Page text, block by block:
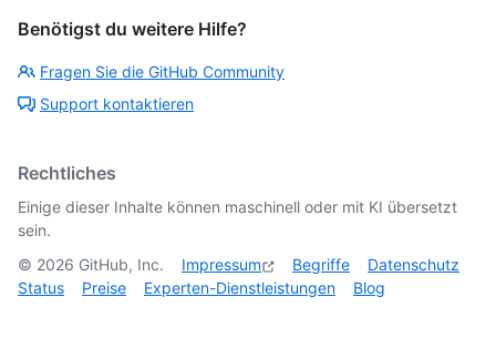
Benötigst du weitere Hilfe?
Fragen Sie die GitHub Community
Support kontaktieren
Rechtliches
Einige dieser Inhalte können maschinell oder mit KI übersetzt
sein.
© 2026 GitHub, Inc. Impressum Begriffe
Datenschutz
Status
Preise Experten-Dienstleistungen Blog